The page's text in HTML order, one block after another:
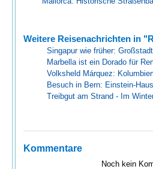
Weitere Reisenachrichten in
Singapur wie früher:
Marbella ist ein Dorado für
Volksheld Márquez:
Besuch in Bern: Einstein-
Treibgut am Strand - Im
Kommentare
Noch kein